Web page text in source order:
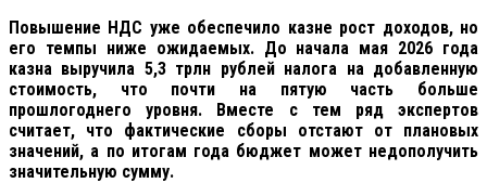
Повышение НДС уже обеспечило казне рост доходов, но
его темпы ниже ожидаемых. До начала мая 2026 года
казна выручила 5,3 трлн рублей налога на добавленную
стоимость, что почти на пятую часть больше
прошлогоднего уровня. Вместе с тем ряд экспертов
считает, что фактические сборы отстают от плановых
значений, а по итогам года бюджет может недополучить
значительную сумму.